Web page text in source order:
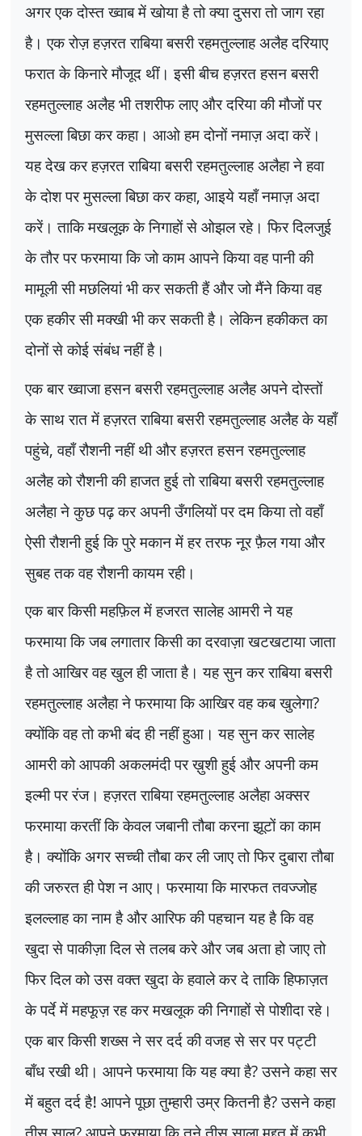
अगर एक दोस्त ख्वाब में खोया है तो क्या दुसरा तो जाग रहा
है। एक रोज़ हज़रत राबिया बसरी रहमतुल्लाह अलैह दरियाए
फरात के किनारे मौजूद थीं। इसी बीच हज़रत हसन बसरी
रहमतुल्लाह अलैह भी तशरीफ लाए और दरिया की मौजों पर
मुसल्ला बिछा कर कहा। आओ हम दोनों नमाज़ अदा करें।
यह देख कर हज़रत राबिया बसरी रहमतुल्लाह अलैहा ने हवा
के दोश पर मुसल्ला बिछा कर कहा, आइये यहाँ नमाज़ अदा
करें। ताकि मखलूक़ के निगाहों से ओझल रहे। फिर दिलजुई
के तौर पर फरमाया कि जो काम आपने किया वह पानी की
मामूली सी मछलियां भी कर सकती हैं और जो मैंने किया वह
एक हकीर सी मक्खी भी कर सकती है। लेकिन हकीकत का
दोनों से कोई संबंध नहीं है।
एक बार ख्वाजा हसन बसरी रहमतुल्लाह अलैह अपने दोस्तों
के साथ रात में हज़रत राबिया बसरी रहमतुल्लाह अलैह के यहाँ
पहुंचे,वहाँ रौशनी नहीं थी और हज़रत हसन रहमतुल्लाह
अलैह को रौशनी की हाजत हुई तो राबिया बसरी रहमतुल्लाह
अलैहा ने कुछ पढ़ कर अपनी उँगलियों पर दम किया तो वहाँ
ऐसी रौशनी हुई कि पुरे मकान में हर तरफ नूर फ़ैल गया और
सुबह तक वह रौशनी कायम रही।
एक बार किसी महफ़िल में हजरत सालेह आमरी ने यह
फरमाया कि जब लगातार किसी का दरवाज़ा खटखटाया जाता
है तो आखिर वह खुल ही जाता है। यह सुन कर राबिया बसरी
रहमतुल्लाह अलैहा ने फरमाया कि आखिर वह कब खुलेगा?
क्योंकि वह तो कभी बंद ही नहीं हुआ। यह सुन कर सालेह
आमरी को आपकी अकलमंदी पर ख़ुशी हुई और अपनी कम
इल्मी पर रंज। हज़रत राबिया रहमतुल्लाह अलैहा अक्सर
फरमाया करतीं कि केवल जबानी तौबा करना झूटों का काम
है। क्योंकि अगर सच्ची तौबा कर ली जाए तो फिर दुबारा तौबा
की जरुरत ही पेश न आए। फरमाया कि मारफत तवज्जोह
इलल्लाह का नाम है और आरिफ की पहचान यह है कि वह
खुदा से पाकीज़ा दिल से तलब करे और जब अता हो जाए तो
फिर दिल को उस वक्त खुदा के हवाले कर दे ताकि हिफाज़त
के पर्दे में महफूज़ रह कर मखलूक की निगाहों से पोशीदा रहे।
एक बार किसी शख्स ने सर दर्द की वजह से सर पर पट्टी
बाँध रखी थी। आपने फरमाया कि यह क्या है?उसने कहा सर
में बहुत दर्द है! आपने पूछा तुम्हारी उम्र कितनी है?उसने कहा